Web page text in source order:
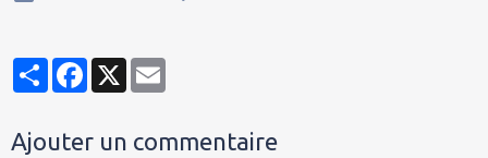
PartagerFacebook
X
Ajouter un commentaire